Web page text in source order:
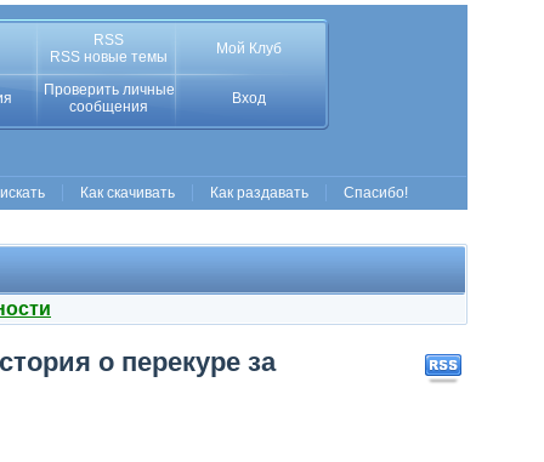
RSS
RSS новые темы
Мой Клуб
Проверить личные
сообщения
Вход
Как скачивать Как раздавать Спасибо!
о перекуре за